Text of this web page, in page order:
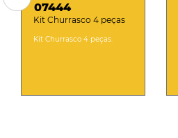
07444
Kit Churrasco 4 peças
Kit Churrasco 4 peças.